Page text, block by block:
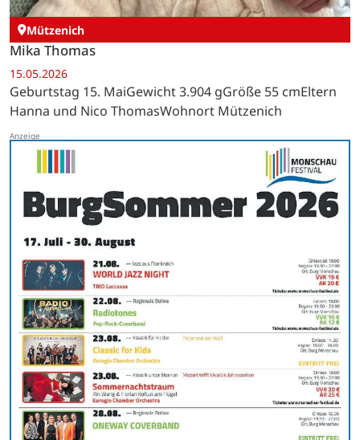
Mützenich
Mika Thomas
15.05.2026
Geburtstag 15. MaiGewicht 3.904 gGröße 55 cmEltern
Hanna und Nico ThomasWohnort Mützenich